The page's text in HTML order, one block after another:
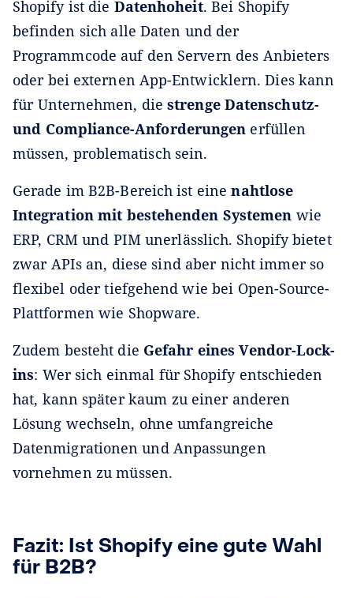
Shopify ist die Datenhoheit. Bei Shopify
befinden sich alle Daten und der
Programmcode auf den Servern des Anbieters
oder bei externen App-Entwicklern. Dies kann
für Unternehmen, die strenge Datenschutz-
und Compliance-Anforderungen erfüllen
müssen, problematisch sein.
Gerade im B2B-Bereich ist einenahtlose
Integration mit bestehenden Systemen wie
ERP, CRM und PIM unerlässlich. Shopify bietet
zwar APIs an, diese sind aber nicht immer so
flexibel oder tiefgehend wie bei Open-Source-
Plattformen wie Shopware.
Zudem besteht die Gefahr eines Vendor-Lock-
ins: Wer sich einmal für Shopify entschieden
hat, kann später kaum zu einer anderen
Lösung wechseln, ohne umfangreiche
Datenmigrationen und Anpassungen
vornehmen zu müssen.
Fazit: Ist Shopify eine gute Wahl
für B2B?